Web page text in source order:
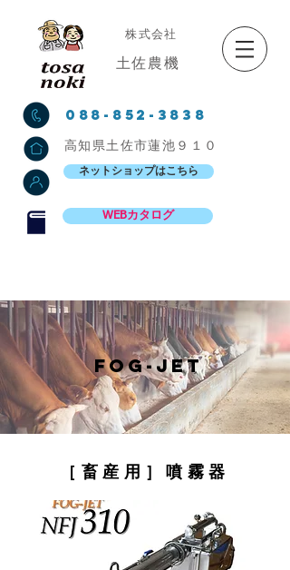
株式会社
土佐農機
088-852-3838
高知県土佐市蓮池９１０
ネットショップはこちら
WEBカタログ
FOG-JET
［畜産用］噴霧器